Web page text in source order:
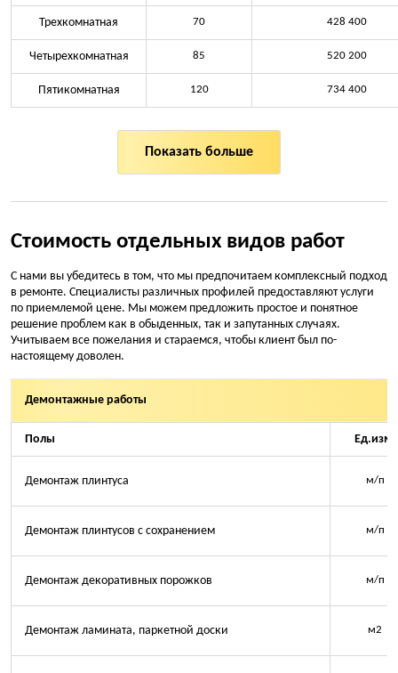
Трехкомнатная 70 428 400
Четырехкомнатная 85 520 200
Пятикомнатная 120 734 400
Показать больше
Стоимость отдельных видов работ
С нами вы убедитесь в том, что мы предпочитаем комплексный подход
в ремонте. Специалисты различных профилей предоставляют услуги
по приемлемой цене. Мы можем предложить простое и понятное
решение проблем как в обыденных, так и запутанных случаях.
Учитываем все пожелания и стараемся, чтобы клиент был по-
настоящему доволен.
Демонтажные работы
Полы Ед.изм.
Демонтаж плинтуса м/п
Демонтаж плинтусов с сохранением м/п
Демонтаж декоративных порожков м/п
Демонтаж ламината, паркетной доски м2